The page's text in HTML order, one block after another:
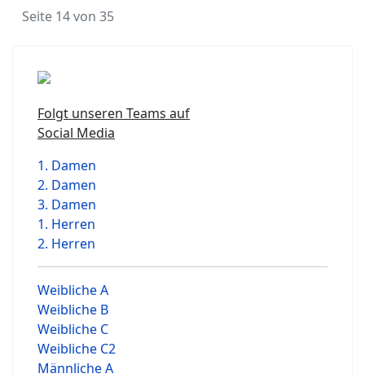
Seite 14 von 35
Folgt unseren Teams auf
Social Media
1. Damen
2. Damen
3. Damen
1. Herren
2. Herren
Weibliche A
Weibliche B
Weibliche C
Weibliche C2
Männliche A